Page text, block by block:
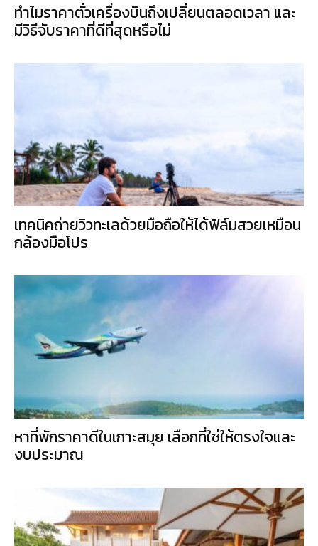
ทำไมราคาตั๋วเครื่องบินถึงเปลี่ยนตลอดเวลา และ
มีวิธีจับราคาที่ดีที่สุดหรือไม่
เทคนิคถ่ายวิวทะเลด้วยมือถือให้ได้ฟิล์มสวยเหมือน
กล้องมือโปร
หาที่พักราคาดีในเกาะสมุย เลือกที่ใช่ให้ตรงใจและ
งบประมาณ